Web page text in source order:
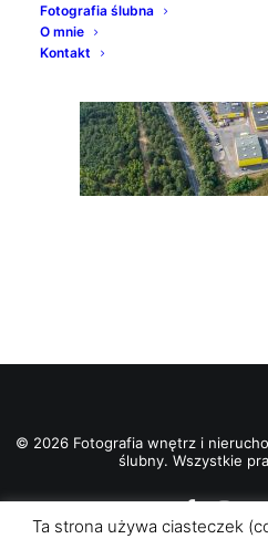
Fotografia ślubna
O mnie
Kontakt
© 2026 Fotografia wnętrz i
ślubny. Wszystkie
Ta strona używa ciasteczek